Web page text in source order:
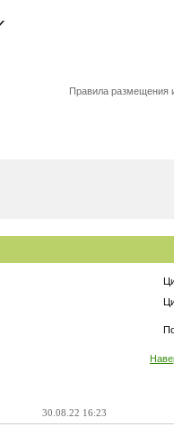
Правила размещения
30.08.22 16:23